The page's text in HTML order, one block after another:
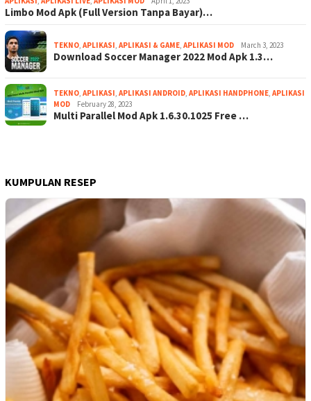
Limbo Mod Apk (Full Version Tanpa Bayar)…
TEKNO, APLIKASI, APLIKASI & GAME, APLIKASI MOD March 3, 2023
Download Soccer Manager 2022 Mod Apk 1.3…
TEKNO, APLIKASI, APLIKASI ANDROID, APLIKASI HANDPHONE, APLIKASI
MOD
February 28, 2023
Multi Parallel Mod Apk 1.6.30.1025 Free …
KUMPULAN RESEP